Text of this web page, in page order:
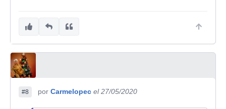
#8 por Carmelopec el 27/05/2020